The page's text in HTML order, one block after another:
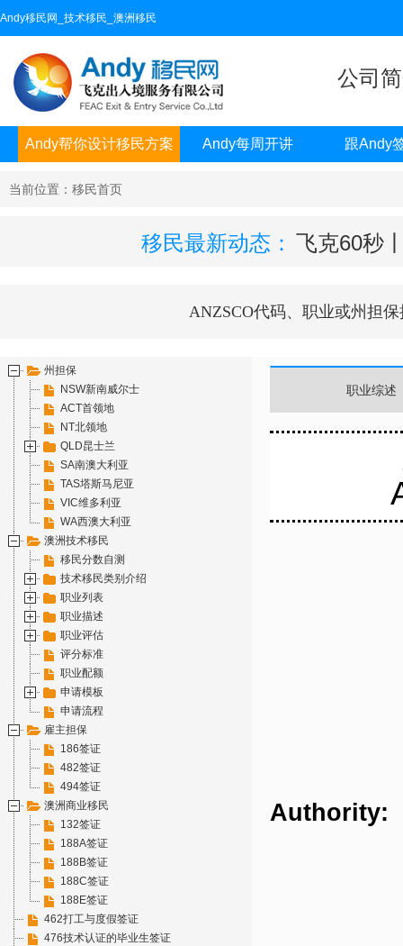
Andy移民网_技术移民_澳洲移民
公司
Andy帮你设计移民方案 Andy每周开讲 跟Andy
当前位置：移民首页
移民最新动态： 飞克60秒
ANZSCO代码、职业或州担保
州担保
NSW新南威尔士
ACT首领地
NT北领地
QLD昆士兰
SA南澳大利亚
TAS塔斯马尼亚
VIC维多利亚
WA西澳大利亚
澳洲技术移民
移民分数自测
技术移民类别介绍
职业列表
职业描述
职业评估
评分标准
职业配额
申请模板
申请流程
雇主担保
186签证
482签证
494签证
澳洲商业移民
132签证
188A签证
188B签证
188C签证
188E签证
462打工与度假签证
476技术认证的毕业生签证
职业综述